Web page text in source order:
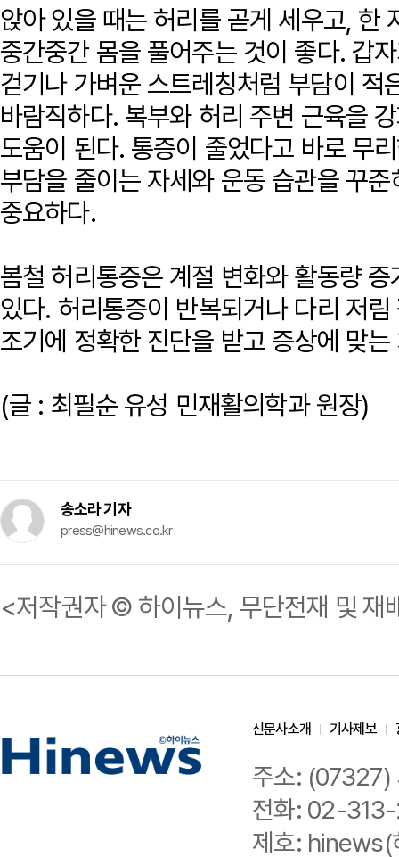
앉아 있을 때는 허리를 곧게 세우고, 한
중간중간 몸을 풀어주는 것이 좋다. 갑
걷기나 가벼운 스트레칭처럼 부담이 적
바람직하다. 복부와 허리 주변 근육을
도움이 된다. 통증이 줄었다고 바로 무
부담을 줄이는 자세와 운동 습관을 꾸
중요하다.
봄철 허리통증은 계절 변화와 활동량
있다. 허리통증이 반복되거나 다리 저
조기에 정확한 진단을 받고 증상에 맞
(글 : 최필순 유성 민재활의학과 원장)
송소라 기자
press@hinews.co.kr
<저작권자 © 하이뉴스, 무단전재 및 재
신문사소개 기사제보
주소: (07327)
전화: 02-
제호: hinews(